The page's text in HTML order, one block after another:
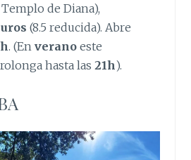
de Diana),
(8.5 reducida). Abre
. (En veranoeste
hasta las 21h).